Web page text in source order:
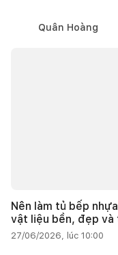
Quân Hoàng
Nên làm tủ bếp
vật liệu bền, đẹp
27/06/2026, lúc 10:00